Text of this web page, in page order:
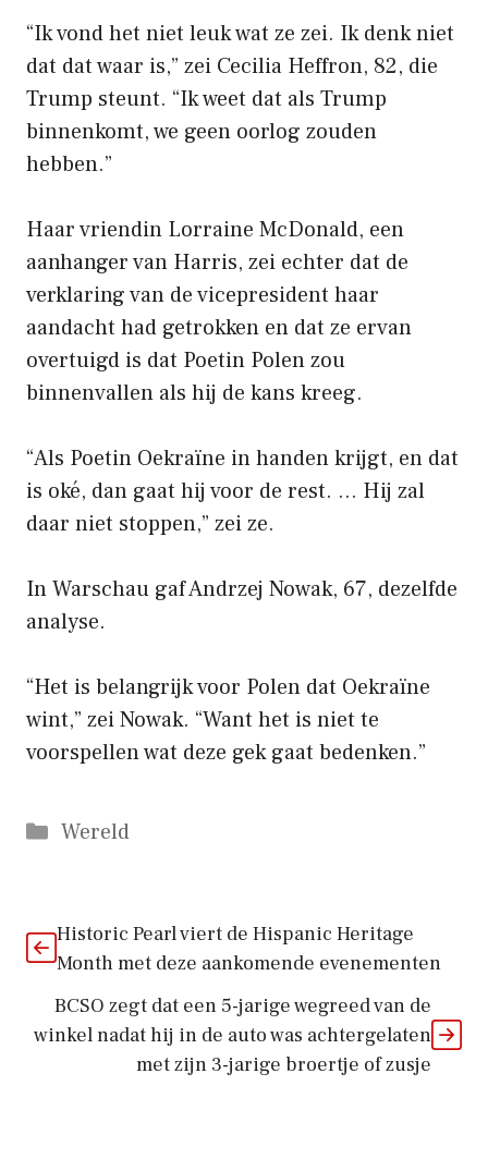
“Ik vond het niet leuk wat ze zei. Ik denk niet
dat dat waar is,” zei Cecilia Heffron, 82, die
Trump steunt. “Ik weet dat als Trump
binnenkomt, we geen oorlog zouden
hebben.”
Haar vriendin Lorraine McDonald, een
aanhanger van Harris, zei echter dat de
verklaring van de vicepresident haar
aandacht had getrokken en dat ze ervan
overtuigd is dat Poetin Polen zou
binnenvallen als hij de kans kreeg.
“Als Poetin Oekraïne in handen krijgt, en dat
is oké, dan gaat hij voor de rest. … Hij zal
daar niet stoppen,” zei ze.
In Warschau gaf Andrzej Nowak, 67, dezelfde
analyse.
“Het is belangrijk voor Polen dat Oekraïne
wint,” zei Nowak. “Want het is niet te
voorspellen wat deze gek gaat bedenken.”
Categorieën
Wereld
Historic Pearl viert de Hispanic Heritage
Month met deze aankomende evenementen
BCSO zegt dat een 5-jarige wegreed van de
winkel nadat hij in de auto was achtergelaten
met zijn 3-jarige broertje of zusje